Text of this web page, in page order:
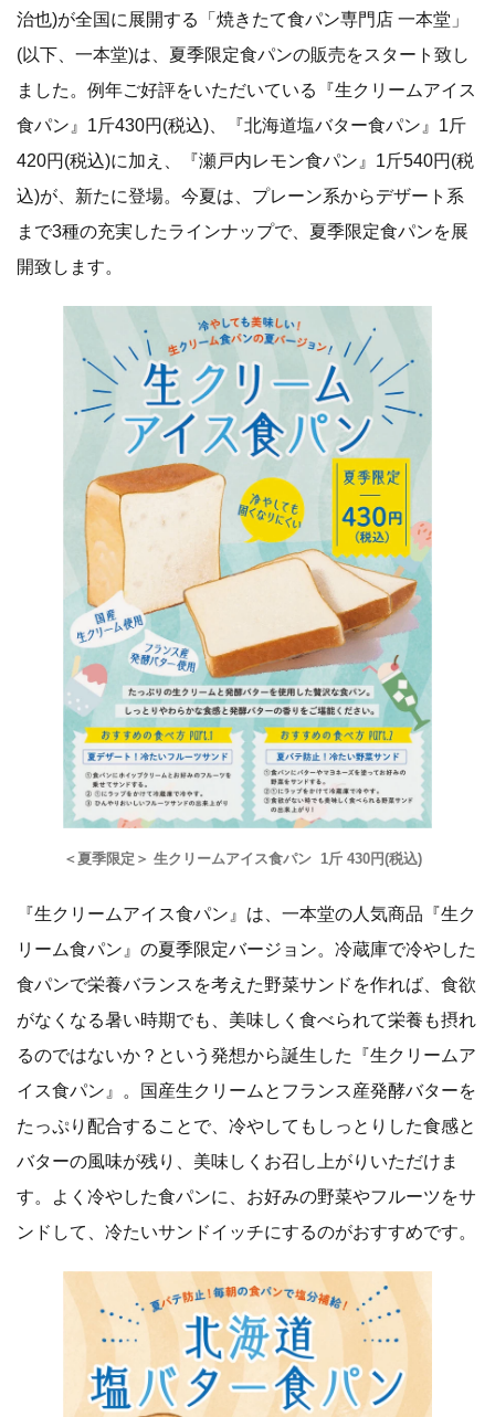
治也)が全国に展開する「焼きたて食パン専門店 一本堂」
(以下、一本堂)は、夏季限定食パンの販売をスタート致し
ました。例年ご好評をいただいている『生クリームアイス
食パン』1斤430円(税込)、『北海道塩バター食パン』1斤
420円(税込)に加え、『瀬戸内レモン食パン』1斤540円(税
込)が、新たに登場。今夏は、プレーン系からデザート系
まで3種の充実したラインナップで、夏季限定食パンを展
開致します。
＜夏季限定＞ 生クリームアイス食パン 1斤 430円(税込)
『生クリームアイス食パン』は、一本堂の人気商品『生ク
リーム食パン』の夏季限定バージョン。冷蔵庫で冷やした
食パンで栄養バランスを考えた野菜サンドを作れば、食欲
がなくなる暑い時期でも、美味しく食べられて栄養も摂れ
るのではないか？という発想から誕生した『生クリームア
イス食パン』。国産生クリームとフランス産発酵バターを
たっぷり配合することで、冷やしてもしっとりした食感と
バターの風味が残り、美味しくお召し上がりいただけま
す。よく冷やした食パンに、お好みの野菜やフルーツをサ
ンドして、冷たいサンドイッチにするのがおすすめです。